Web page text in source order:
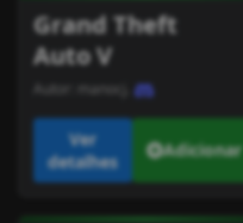
Grand Theft
Auto V
Autor: manocj.
Ver
detalhes
Adicionar